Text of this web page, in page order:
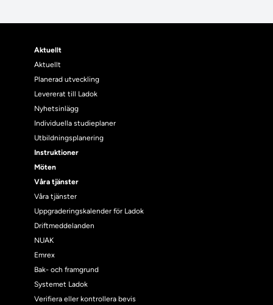
Aktuellt
Aktuellt
Planerad utveckling
Levererat till Ladok
Nyhetsinlägg
Individuella studieplaner
Utbildningsplanering
Instruktioner
Möten
Våra tjänster
Våra tjänster
Uppgraderingskalender för Ladok
Driftmeddelanden
NUAK
Emrex
Bak- och framgrund
Systemet Ladok
Verifiera eller kontrollera bevis